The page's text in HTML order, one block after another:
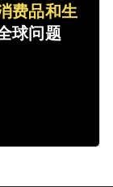
费品和生
球问题